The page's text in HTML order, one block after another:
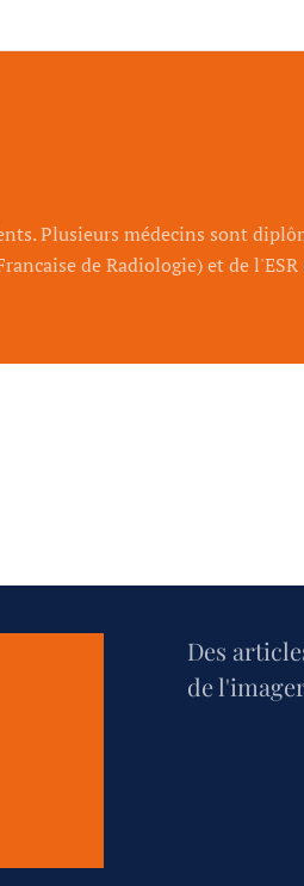
Plusieurs médecins sont
de Radiologie) et de
Des
de